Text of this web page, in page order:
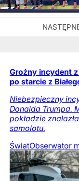
Groźny incydent z
po starcie z
Niebezpieczny
Donalda Trumpa.
pokładzie
samolotu.
ŚwiatObserwator